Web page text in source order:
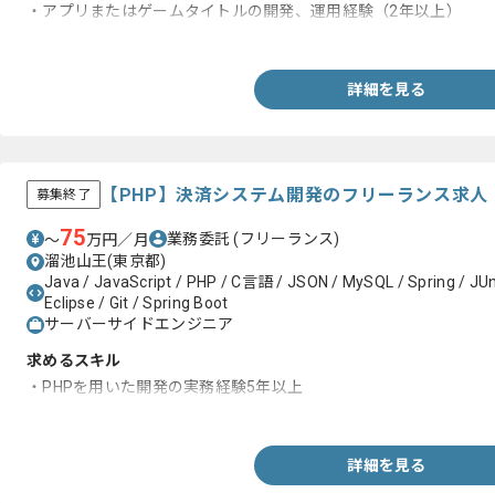
・アプリまたはゲームタイトルの開発、運用経験（2年以上）
詳細を見る
募集終了 【PHP】決済システム開発のフリーランス求人
〜75万円／月 業務委託(フリーランス)
溜池山王(東京都)
Java / JavaScript / PHP / C言語 / JSON / MySQL / Spring /
Eclipse / Git / Spring Boot
サーバーサイドエンジニア
求めるスキル
・PHPを用いた開発の実務経験5年以上
詳細を見る